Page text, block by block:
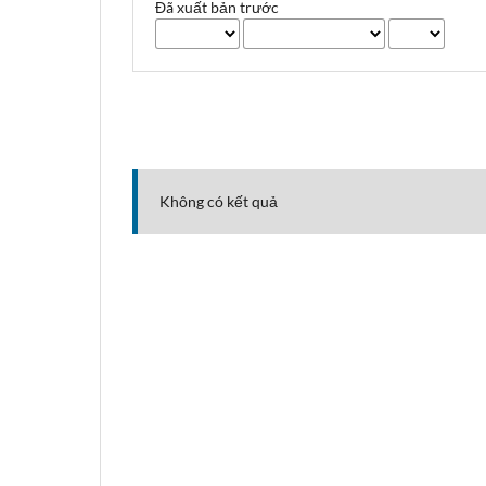
Đã xuất bản trước
Không có kết quả